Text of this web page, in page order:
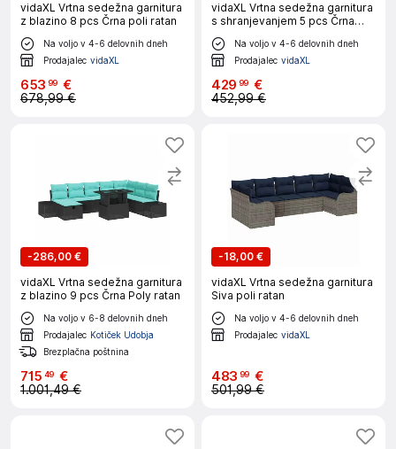
vidaXL Vrtna sedežna garnitura
z blazino 8 pcs Črna poli ratan
Na voljo v 4-6 delovnih dneh
Prodajalec vidaXL
653 99 €
678,99 €
vidaXL Vrtna sedežna garnitura
s shranjevanjem 5 pcs Črna
Poly ratan
Na voljo v 4-6 delovnih dneh
Prodajalec vidaXL
429 99 €
452,99 €
-286,00 €
vidaXL Vrtna sedežna garnitura
z blazino 9 pcs Črna Poly ratan
Na voljo v 6-8 delovnih dneh
Prodajalec Kotiček Udobja
Brezplačna poštnina
715 49 €
1.001,49 €
-18,00 €
vidaXL Vrtna sedežna garnitura
Siva poli ratan
Na voljo v 4-6 delovnih dneh
Prodajalec vidaXL
483 99 €
501,99 €